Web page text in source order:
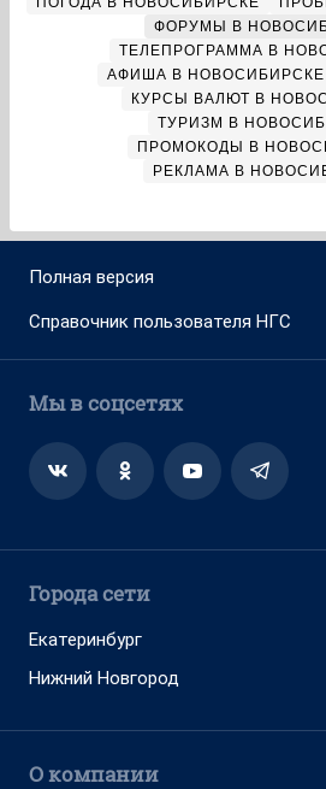
ФОРУМЫ В
ТЕЛЕПРОГРАММА В
АФИША В НОВОСИБИРСКЕ
КУРСЫ ВАЛЮТ В
ТУРИЗМ В
ПРОМОКОДЫ В
РЕКЛАМА В
Полная версия
Справочник пользователя НГС
Мы в соцсетях
Города сети
Екатеринбург
Нижний Новгород
О компании